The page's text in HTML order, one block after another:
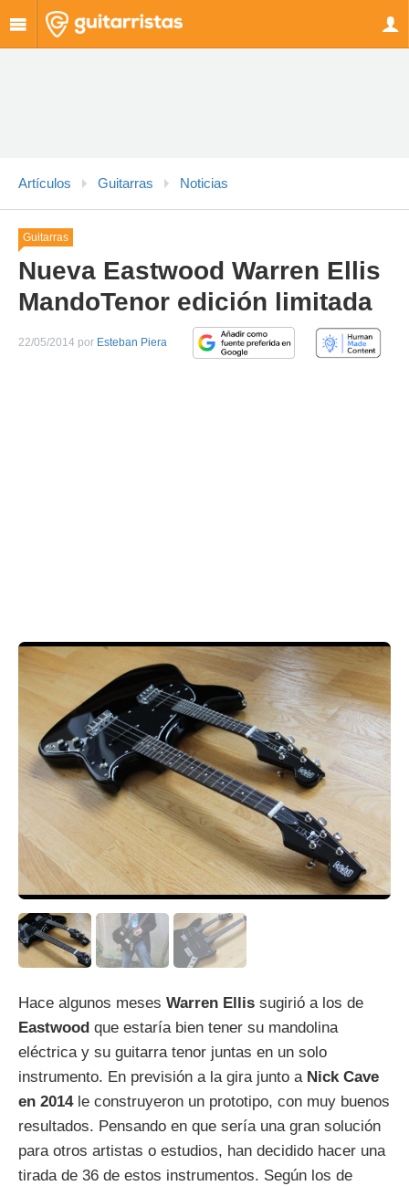
Artículos Guitarras Noticias
Guitarras
Nueva Eastwood Warren Ellis
MandoTenor edición limitada
22/05/2014 por Esteban Piera
Hace algunos meses Warren Ellis sugirió a los de
Eastwood que estaría bien tener su mandolina
eléctrica y su guitarra tenor juntas en un solo
instrumento. En previsión a la gira junto a Nick Cave
en 2014le construyeron un prototipo, con muy buenos
resultados. Pensando en que sería una gran solución
para otros artistas o estudios, han decidido hacer una
tirada de 36 de estos instrumentos. Según los de